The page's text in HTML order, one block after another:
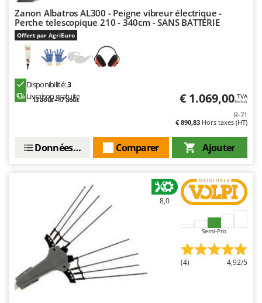
Zanon Albatros AL300 - Peigne vibreur électrique -
Perche telescopique 210 - 340cm - SANS BATTERIE
Offert par AgriEuro
Disponibilité:3
Livraison gratuite
13 août - 17 août € 1.069,00 TVA
Inclus
R-71
€ 890,83 Hors taxes (HT)
Ajouter
Comparer
Données techniques
8,0
Semi-Pro
(4) 4,92/5